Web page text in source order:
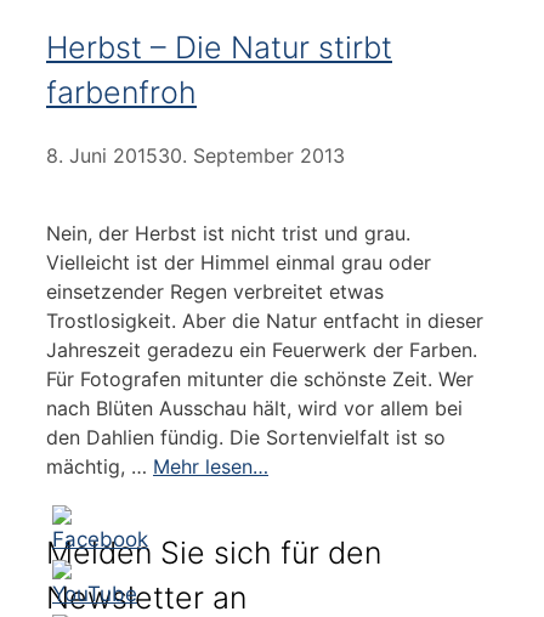
Herbst – Die Natur stirbt
farbenfroh
8. Juni 201530. September 2013
Nein, der Herbst ist nicht trist und grau.
Vielleicht ist der Himmel einmal grau oder
einsetzender Regen verbreitet etwas
Trostlosigkeit. Aber die Natur entfacht in dieser
Jahreszeit geradezu ein Feuerwerk der Farben.
Für Fotografen mitunter die schönste Zeit. Wer
nach Blüten Ausschau hält, wird vor allem bei
den Dahlien fündig. Die Sortenvielfalt ist so
mächtig, … Mehr lesen…
Melden Sie sich für den
Newsletter an